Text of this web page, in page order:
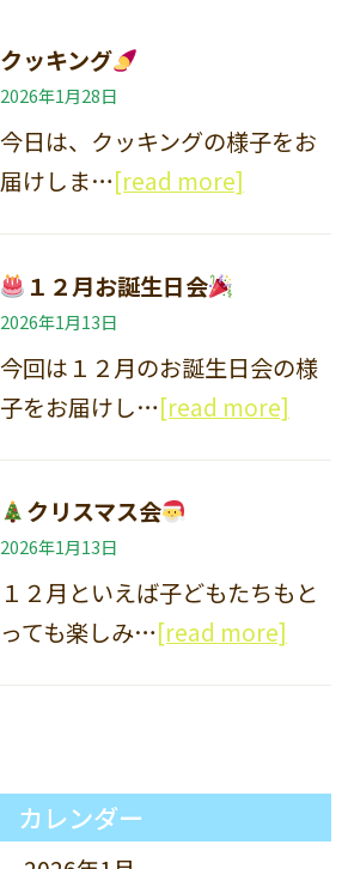
クッキング
2026年1月28日
今日は、クッキングの様子をお
届けしま…[read more]
１２月お誕生日会
2026年1月13日
今回は１２月のお誕生日会の様
子をお届けし…[read more]
クリスマス会
2026年1月13日
１２月といえば子どもたちもと
っても楽しみ…[read more]
カレンダー